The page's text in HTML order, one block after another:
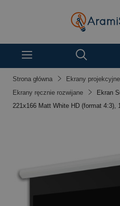
Strona główna Ekrany projekcyjne
Ekrany ręcznie rozwijane
Ekran
221x166 Matt White HD (format 4:3),